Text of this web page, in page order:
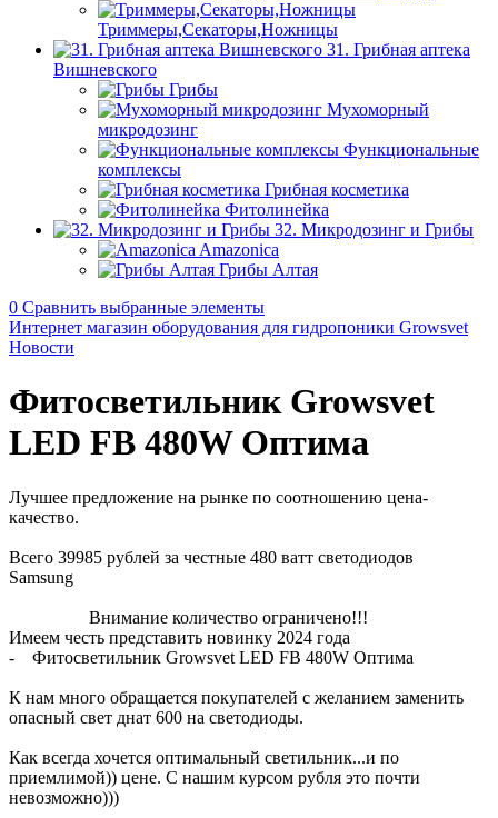
Триммеры,Секаторы,Ножницы
31. Грибная аптека
Вишневского
Грибы
Мухоморный
микродозинг
Функциональные
комплексы
Грибная косметика
Фитолинейка
32. Микродозинг и Грибы
Amazonica
Грибы Алтая
0 Сравнить выбранные элементы
Интернет магазин оборудования для гидропоники Growsvet
Новости
Фитосветильник Growsvet
LED FB 480W Оптима
Лучшее предложение на рынке по соотношению цена-
качество.
Всего 39985 рублей за честные 480 ватт светодиодов
Samsung
Внимание количество ограничено!!!
Имеем честь представить новинку 2024 года
- Фитосветильник Growsvet LED FB 480W Оптима
К нам много обращается покупателей с желанием заменить
опасный свет днат 600 на светодиоды.
Как всегда хочется оптимальный светильник...и по
приемлимой)) цене. С нашим курсом рубля это почти
невозможно)))